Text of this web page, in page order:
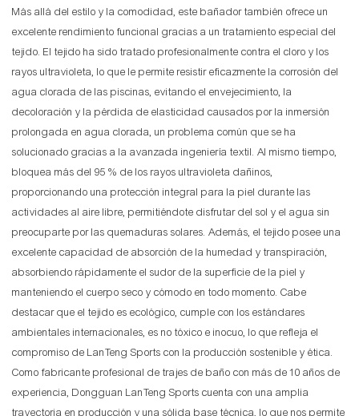
Más allá del estilo y la comodidad, este bañador también ofrece un
excelente rendimiento funcional gracias a un tratamiento especial del
tejido. El tejido ha sido tratado profesionalmente contra el cloro y los
rayos ultravioleta, lo que le permite resistir eficazmente la corrosión del
agua clorada de las piscinas, evitando el envejecimiento, la
decoloración y la pérdida de elasticidad causados ​​por la inmersión
prolongada en agua clorada, un problema común que se ha
solucionado gracias a la avanzada ingeniería textil. Al mismo tiempo,
bloquea más del 95 % de los rayos ultravioleta dañinos,
proporcionando una protección integral para la piel durante las
actividades al aire libre, permitiéndote disfrutar del sol y el agua sin
preocuparte por las quemaduras solares. Además, el tejido posee una
excelente capacidad de absorción de la humedad y transpiración,
absorbiendo rápidamente el sudor de la superficie de la piel y
manteniendo el cuerpo seco y cómodo en todo momento. Cabe
destacar que el tejido es ecológico, cumple con los estándares
ambientales internacionales, es no tóxico e inocuo, lo que refleja el
compromiso de LanTeng Sports con la producción sostenible y ética.
Como fabricante profesional de trajes de baño con más de 10 años de
experiencia, Dongguan LanTeng Sports cuenta con una amplia
trayectoria en producción y una sólida base técnica, lo que nos permite